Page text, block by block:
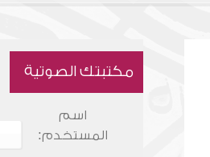
مكتبتك الصوتية
اسم
المستخدم: